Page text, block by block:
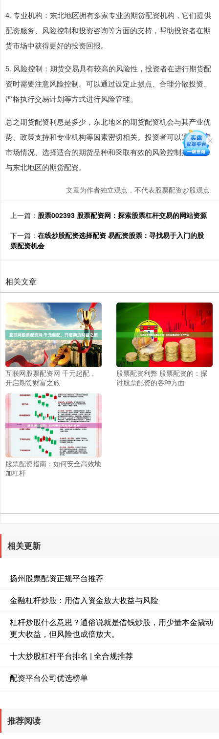
4. 专业机构：东北地区拥有多家专业的期货配资机构，它们提供
配资服务、风险控制和投资咨询等方面的支持，帮助投资者在期
货市场中获得更好的投资回报。
5. 风险控制：期货交易具有较高的风险性，投资者在进行期货配
资时需要注意风险控制。可以通过设定止损点、合理分散投资、
严格执行交易计划等方式进行风险管理。
总之期货配资利息是多少，东北地区的期货配资机会与其产业优
势、政策支持和专业机构等因素密切相关。投资者可以通过了解
市场情况、选择适合的期货品种和采取有效的风险控制措施，参
与东北地区的期货配资。
文章为作者独立观点，不代表股票配资炒股观点
上一篇： 股票002393 股票配资网：探索股票杠杆交易的网站资源
下一篇： 在线炒股配资选择配资 易配资股票：寻找易于入门的股
票配资机会
相关文章
互联网股票配资网 千元起配，
开启期货财富之旅
股票配资利弊 股票配资的：探
讨股票配资的各种方面
股票配资指南：如何安全高效地
加杠杆
相关更新
扬州股票配资正规平台推荐
金融杠杆炒股：用借入资金放大收益与风险
杠杆炒股什么意思？通俗说就是借钱炒股，用少量本金撬动
更大收益，但风险也成倍放大。
十大炒股杠杆平台排名 | 全合规推荐
配资平台公司优选榜单
推荐阅读